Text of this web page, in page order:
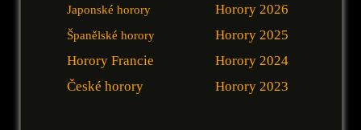
Japonské horory
Španělské horory
Horory Francie
České horory
Horory 2026
Horory 2025
Horory 2024
Horory 2023